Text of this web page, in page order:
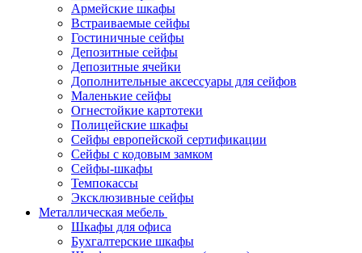
Армейские шкафы
Встраиваемые сейфы
Гостиничные сейфы
Депозитные сейфы
Депозитные ячейки
Дополнительные аксессуары для сейфов
Маленькие сейфы
Огнестойкие картотеки
Полицейские шкафы
Сейфы европейской сертификации
Сейфы с кодовым замком
Сейфы-шкафы
Темпокассы
Эксклюзивные сейфы
Металлическая мебель
Шкафы для офиса
Бухгалтерские шкафы